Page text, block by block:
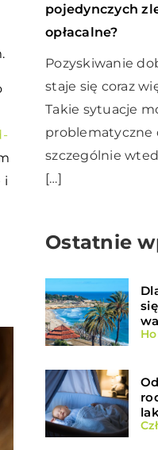
i
pojedynczych
opłacalne?
Pozyskiwanie
staje się coraz
Takie sytuacje
problematyczne
szczególnie
[…]
Ostatnie